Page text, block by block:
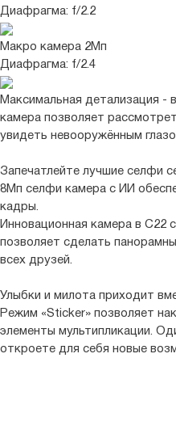
Диафрагма: f/2.2
Макро камера 2Мп
Диафрагма: f/2.4
Максимальная детализация
камера позволяет
увидеть невооружённым
Запечатлейте лучшие селфи
8Мп селфи камера с ИИ
кадры.
Инновационная камера в C22
позволяет сделать
всех друзей.
Улыбки и милота приходит
Режим «Sticker» позволяет
элементы мультипликации.
откроете для себя новые